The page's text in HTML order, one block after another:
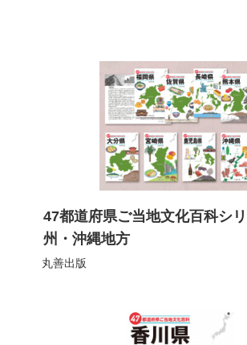
47都道府県ご当地文化百科シ
州・沖縄地方
丸善出版